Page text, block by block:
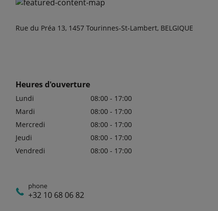
Rue du Préa 13, 1457 Tourinnes-St-Lambert, BELGIQUE
Heures d'ouverture
Lundi
08:00 - 17:00
Mardi
08:00 - 17:00
Mercredi
08:00 - 17:00
Jeudi
08:00 - 17:00
Vendredi
08:00 - 17:00
phone
+32 10 68 06 82